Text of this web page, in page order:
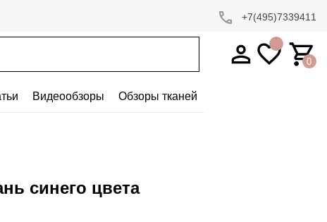
+7(495)7339411
0
Видеообзоры Обзоры тканей
синего цвета